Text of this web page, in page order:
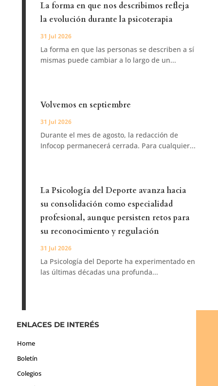
La forma en que nos describimos refleja
la evolución durante la psicoterapia
31 Jul 2026
La forma en que las personas se describen a sí
mismas puede cambiar a lo largo de un...
Volvemos en septiembre
31 Jul 2026
Durante el mes de agosto, la redacción de
Infocop permanecerá cerrada. Para cualquier...
La Psicología del Deporte avanza hacia
su consolidación como especialidad
profesional, aunque persisten retos para
su reconocimiento y regulación
31 Jul 2026
La Psicología del Deporte ha experimentado en
las últimas décadas una profunda...
ENLACES DE INTERÉS
Home
Boletín
Colegios